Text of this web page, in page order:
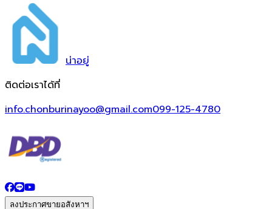
น่าอยู่
ติดต่อเราได้ที่
info.chonburinayoo@gmail.com099-125-4780
ลงประกาศขายอสังหาฯ